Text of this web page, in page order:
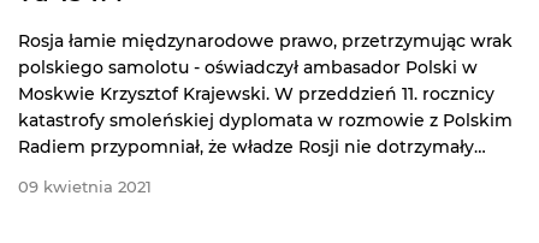
Rosja łamie międzynarodowe prawo, przetrzymując wrak
polskiego samolotu - oświadczył ambasador Polski w
Moskwie Krzysztof Krajewski. W przeddzień 11. rocznicy
katastrofy smoleńskiej dyplomata w rozmowie z Polskim
Radiem przypomniał, że władze Rosji nie dotrzymały
tragedii z 10 kwietnia 2010 roku.
09 kwietnia 2021